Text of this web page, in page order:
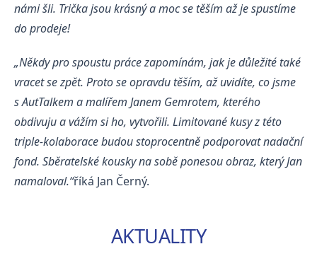
námi šli. Trička jsou krásný a moc se těším až je spustíme
do prodeje!
„Někdy pro spoustu práce zapomínám, jak je důležité také
vracet se zpět. Proto se opravdu těším, až uvidíte, co jsme
s AutTalkem a malířem Janem Gemrotem, kterého
obdivuju a vážím si ho, vytvořili. Limitované kusy z této
triple-kolaborace budou stoprocentně podporovat nadační
fond. Sběratelské kousky na sobě ponesou obraz, který Jan
namaloval.“říká Jan Černý.
AKTUALITY